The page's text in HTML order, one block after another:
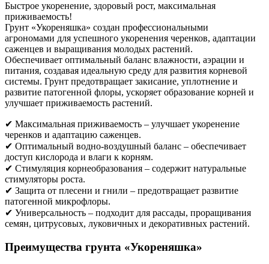
Быстрое укоренение, здоровый рост, максимальная
приживаемость!
Грунт «Укореняшка» создан профессиональными
агрономами для успешного укоренения черенков, адаптации
саженцев и выращивания молодых растений.
Обеспечивает оптимальный баланс влажности, аэрации и
питания, создавая идеальную среду для развития корневой
системы. Грунт предотвращает закисание, уплотнение и
развитие патогенной флоры, ускоряет образование корней и
улучшает приживаемость растений.
✔ Максимальная приживаемость – улучшает укоренение
черенков и адаптацию саженцев.
✔ Оптимальный водно-воздушный баланс – обеспечивает
доступ кислорода и влаги к корням.
✔ Стимуляция корнеобразования – содержит натуральные
стимуляторы роста.
✔ Защита от плесени и гнили – предотвращает развитие
патогенной микрофлоры.
✔ Универсальность – подходит для рассады, проращивания
семян, цитрусовых, луковичных и декоративных растений.
Преимущества грунта «Укореняшка»